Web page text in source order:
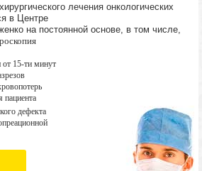
лечения онкологических
в Центре
на постоянной основе, в том числе,
от 15-ти минут
пациента
дефекта